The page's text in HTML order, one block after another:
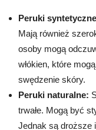
Peruki
Mają również
osoby mogą
włókien, które
swędzenie skóry.
Peruki naturalne:
trwałe. Mogą być
Jednak są droższe